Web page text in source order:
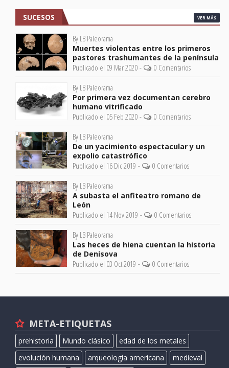
SUCESOS VER MÁS
By LB Paleorama
Muertes violentas entre los primeros
pastores trashumantes de la península
Publicado el 09 Mar 2020 -
0 Comentarios
By LB Paleorama
Por primera vez documentan cerebro
humano vitrificado
Publicado el 05 Feb 2020 -
0 Comentarios
By LB Paleorama
De un yacimiento espectacular y un
expolio catastrófico
Publicado el 16 Dic 2019 -
0 Comentarios
By LB Paleorama
A subasta el anfiteatro romano de
León
Publicado el 14 Nov 2019 -
0 Comentarios
By LB Paleorama
Las heces de hiena cuentan la historia
de Denisova
Publicado el 03 Oct 2019 - 0 Comentarios
META-ETIQUETAS
prehistoria Mundo clásico
edad de los metales
evolución humana
arqueología americana
medieval